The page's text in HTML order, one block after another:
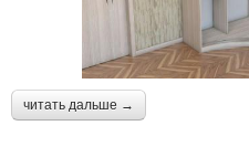
читать дальше →